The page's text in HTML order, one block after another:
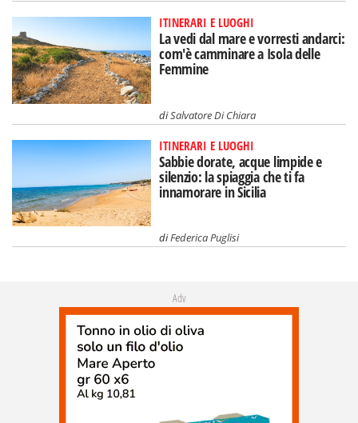
ITINERARI E LUOGHI
La vedi dal mare e vorresti andarci:
com'è camminare a Isola delle
Femmine
diSalvatore Di Chiara
ITINERARI E LUOGHI
Sabbie dorate, acque limpide e
silenzio: la spiaggia che ti fa
innamorare in Sicilia
diFederica Puglisi
Adv